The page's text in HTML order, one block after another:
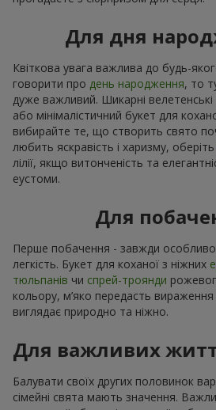
Для дня
Квіткова увага важлива до будь-
говорити про день народження, то
дуже важливий. Шикарні
або мінімалістичний букет для
вибирайте те, що створить свято
любить яскравість і харизму, оберіть
лілії, якщо витонченість та
еустоми.
Для
Перше побачення - завжди
легкість. Букет для коханої з ніжних
тюльпанів чи спрей-троянди
кольору, м’яко передасть вираження
виглядає природно та ніжно.
Для важливих
Балувати своїх других половинок
сімейні свята мають значення.